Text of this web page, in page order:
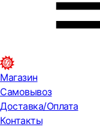
Магазин
Самовывоз
Доставка/Оплата
Контакты